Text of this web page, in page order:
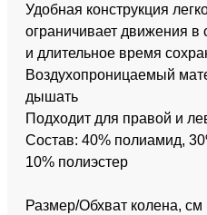
Удобная конструкция
ограничивает движения в
и длительное время
Воздухопроницаемый
дышать
Подходит для правой и
Состав: 40% полиамид,
10% полиэстер
Размер/Обхват колена, см